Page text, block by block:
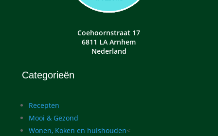
Coehoornstraat 17
6811 LA Arnhem
Nederland
Categorieën
Recepten
Mooi & Gezond
Wonen, Koken en huishouden<